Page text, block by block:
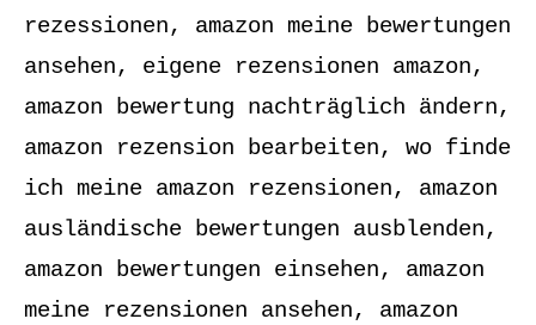
rezessionen, amazon meine bewertungen
ansehen, eigene rezensionen amazon,
amazon bewertung nachträglich ändern,
amazon rezension bearbeiten, wo finde
ich meine amazon rezensionen, amazon
ausländische bewertungen ausblenden,
amazon bewertungen einsehen, amazon
meine rezensionen ansehen, amazon